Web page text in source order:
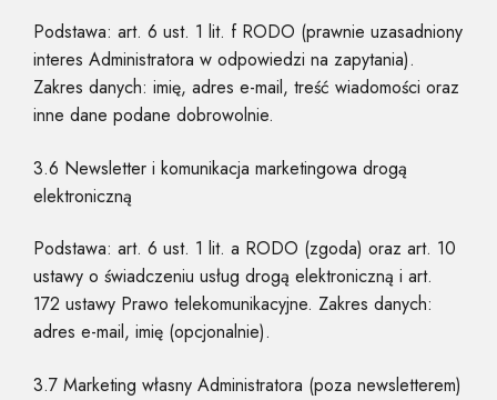
Podstawa: art. 6 ust. 1 lit. f RODO (prawnie uzasadniony
interes Administratora w odpowiedzi na zapytania).
Zakres danych: imię, adres e-mail, treść wiadomości oraz
inne dane podane dobrowolnie.
3.6 Newsletter i komunikacja marketingowa drogą
elektroniczną
Podstawa: art. 6 ust. 1 lit. a RODO (zgoda) oraz art. 10
ustawy o świadczeniu usług drogą elektroniczną i art.
172 ustawy Prawo telekomunikacyjne. Zakres danych:
adres e-mail, imię (opcjonalnie).
3.7 Marketing własny Administratora (poza newsletterem)